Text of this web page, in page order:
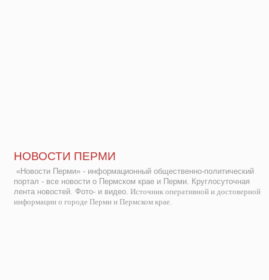
НОВОСТИ ПЕРМИ
«Новости Перми» - информационный общественно-политический
портал - все новости о Пермском крае и Перми. Круглосуточная
лента новостей. Фото- и видео. Источник оперативной и достоверной
информации о городе Перми и Пермском крае.